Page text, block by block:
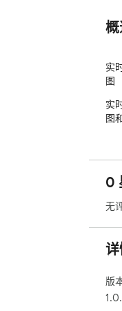
实
图
实
图
0
无
版